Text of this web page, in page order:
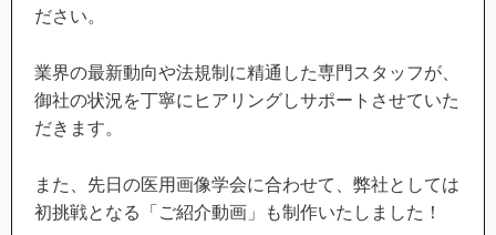
ださい。
業界の最新動向や法規制に精通した専門スタッフが、
御社の状況を丁寧にヒアリングしサポートさせていた
だきます。
また、先日の医用画像学会に合わせて、弊社としては
初挑戦となる「ご紹介動画」も制作いたしました！